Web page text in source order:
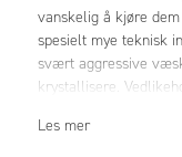
vanskelig å kjøre
spesielt mye teknisk
svært aggressive
krystallisere.
koplede pumper uten
Les mer